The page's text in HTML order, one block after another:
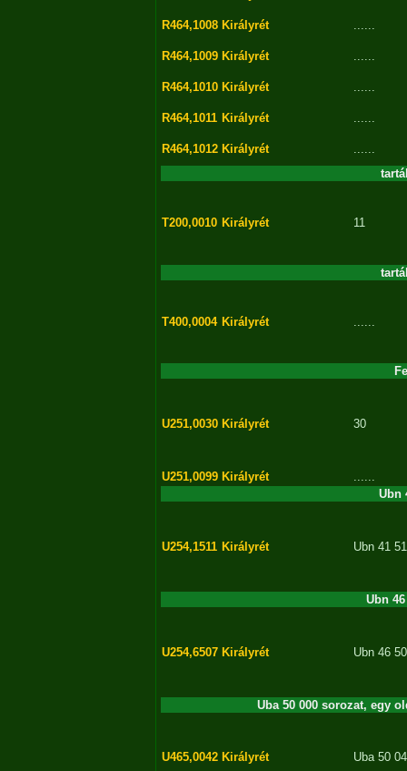
R464,1008 Királyrét
R464,1009 Királyrét
R464,1010 Királyrét
R464,1011 Királyrét
R464,1012 Királyrét
T200,0010 Királyrét 11
T400,0004 Királyrét
U251,0030 Királyrét 30
U251,0099 Királyrét
Ubn
U254,1511 Királyrét Ubn 41
Ubn
U254,6507 Királyrét Ubn 46
Uba 50 000 sorozat, egy
U465,0042 Királyrét Uba 50